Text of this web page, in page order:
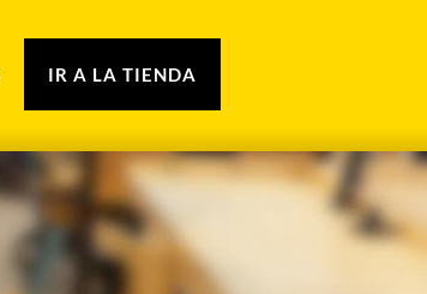
IR A LA TIENDA